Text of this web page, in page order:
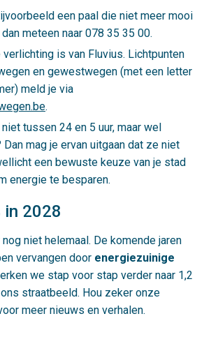
een paal die niet meer mooi
meteen naar 078 35 35 00.
is van Fluvius. Lichtpunten
en gewestwegen (met een letter
meld je via
.
tussen 24 en 5 uur, maar wel
Dan mag je ervan uitgaan dat ze niet
een bewuste keuze van je stad
energie te besparen.
in 2028
niet helemaal. De komende jaren
vervangen door energiezuinige
we stap voor stap verder naar 1,2
straatbeeld. Hou zeker onze
meer nieuws en verhalen.